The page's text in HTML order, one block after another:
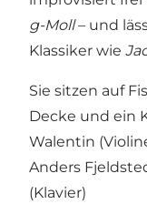
g-Moll– und
Klassiker wie
Sie sitzen auf
Decke und ein
Walentin
Anders
(Klavier)